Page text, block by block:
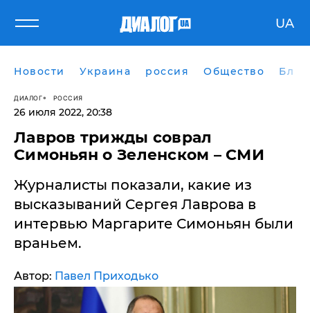
UA
Новости Украина россия Общество
ДИАЛОГ РОССИЯ
26 июля 2022, 20:38
Лавров трижды соврал
Симоньян о Зеленском – СМИ
Журналисты показали, какие из
высказываний Сергея Лаврова в
интервью Маргарите Симоньян были
враньем.
Автор: Павел Приходько